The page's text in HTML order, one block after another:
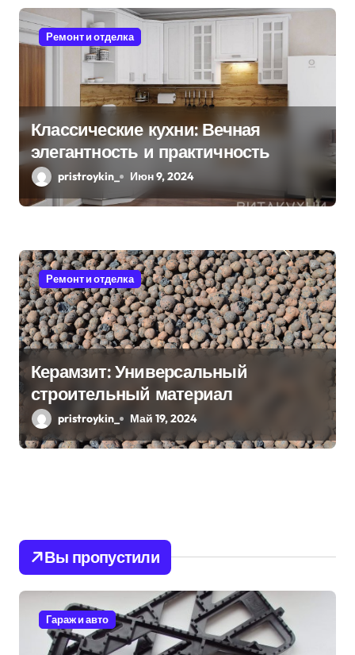
м
Ремонт и отделка
Классические кухни: Вечная
элегантность и практичность
pristroykin_ Июн 9, 2024
Ремонт и отделка
Керамзит: Универсальный
строительный материал
pristroykin_ Май 19, 2024
Вы пропустили
Гараж и авто